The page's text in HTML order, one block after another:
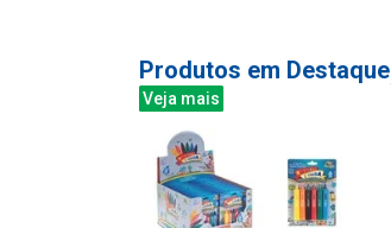
Produtos em Destaque
Veja mais